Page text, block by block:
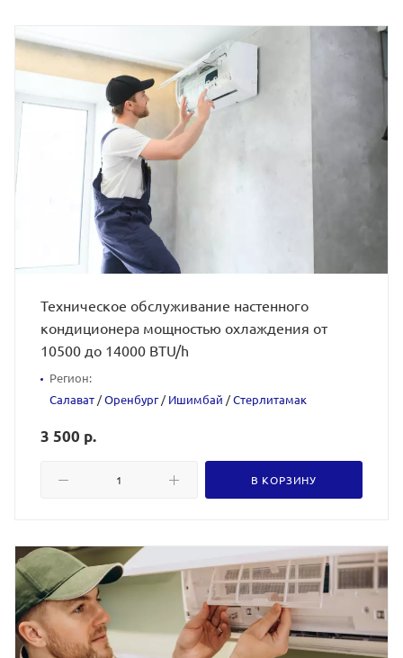
Техническое обслуживание настенного
кондиционера мощностью охлаждения от
10500 до 14000 BTU/h
Регион:
Салават /Оренбург/Ишимбай /Стерлитамак
3 500 р.
В КОРЗИНУ